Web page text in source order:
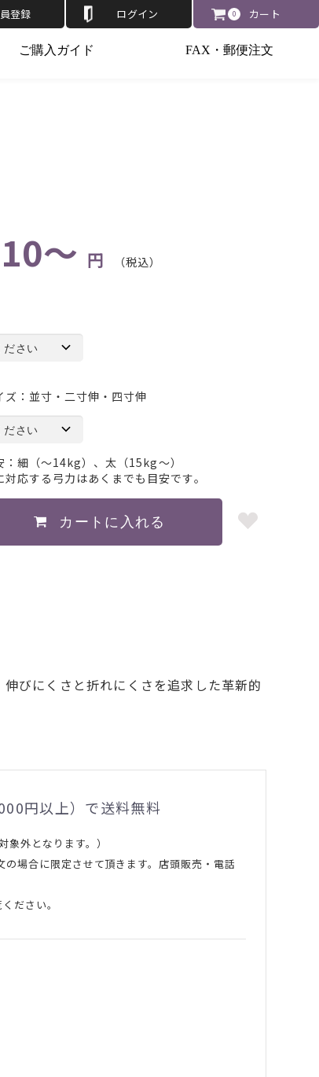
ご購入ガイド FAX・郵便注文
登録 ログイン カート
0
～ 円 （税込）
ズ：並寸・二寸伸・四寸伸
：細（～14kg）、太（15kg～）
応する弓力はあくまでも目安です。
びにくさと折れにくさを追求した革新的
円以上）で送料無料
外となります。）
場合に限定させて頂きます。店頭販売・電話
ださい。